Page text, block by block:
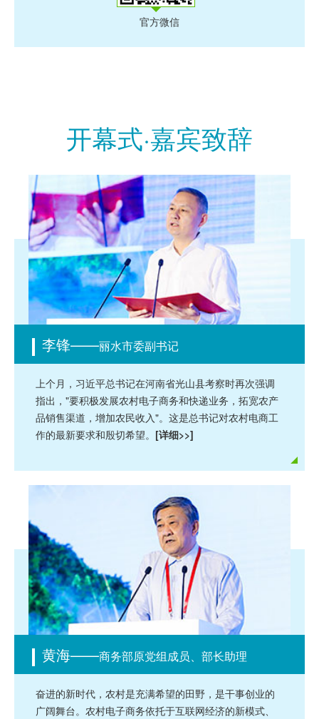
官方微信
开幕式·嘉宾致辞
李锋——丽水市委副书记
上个月，习近平总书记在河南省光山县考察时再次强调
指出，"要积极发展农村电子商务和快递业务，拓宽农产
品销售渠道，增加农民收入"。这是总书记对农村电商工
作的最新要求和殷切希望。 [详细>>]
黄海——商务部原党组成员、部长助理
奋进的新时代，农村是充满希望的田野，是干事创业的
广阔舞台。农村电子商务依托于互联网经济的新模式、